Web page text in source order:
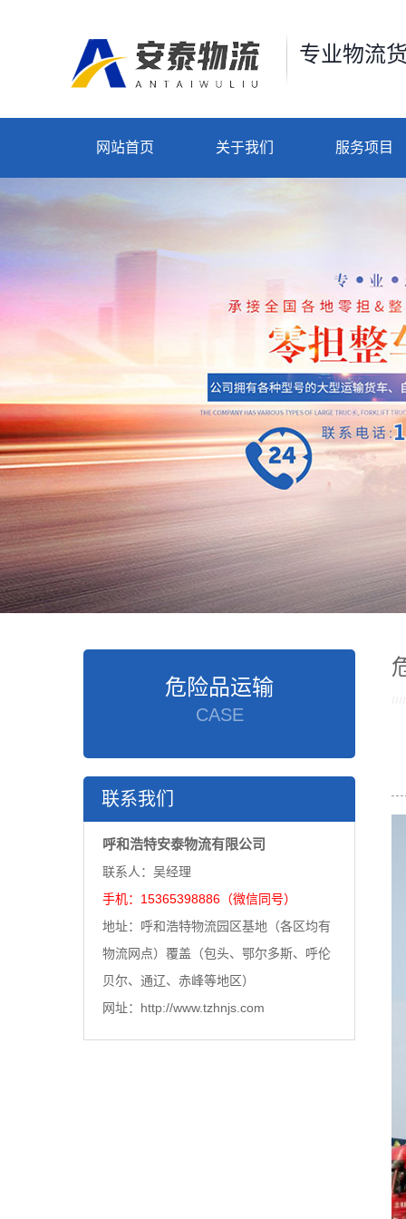
专业物流
网站首页 关于我们 服务项目
危险品运输
CASE
联系我们
呼和浩特安泰物流有限公司
联系人：吴经理
手机：15365398886（微信同号）
地址：呼和浩特物流园区基地（各区均有
物流网点）覆盖（包头、鄂尔多斯、呼伦
贝尔、通辽、赤峰等地区）
网址：http://www.tzhnjs.com